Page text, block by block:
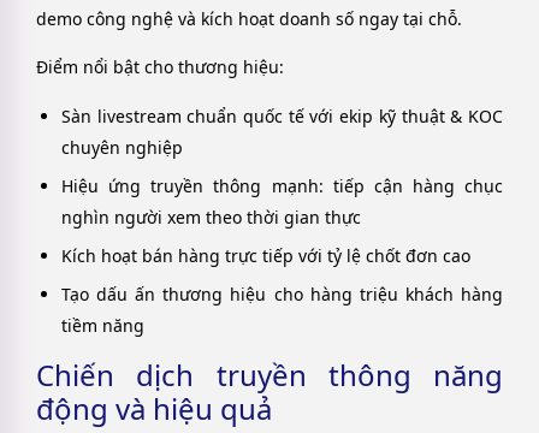
demo công nghệ và kích hoạt doanh số ngay tại chỗ.
Điểm nổi bật cho thương hiệu:
Sàn livestream chuẩn quốc tế với ekip kỹ thuật & KOC
chuyên nghiệp
Hiệu ứng truyền thông mạnh: tiếp cận hàng chục
nghìn người xem theo thời gian thực
Kích hoạt bán hàng trực tiếp với tỷ lệ chốt đơn cao
Tạo dấu ấn thương hiệu cho hàng triệu khách hàng
tiềm năng
Chiến dịch truyền thông năng
động và hiệu quả